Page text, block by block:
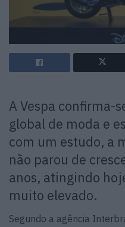
A Vespa confirma-
global de moda e
com um estudo, a
não parou de
anos, atingindo
muito elevado.
Segundo a agência